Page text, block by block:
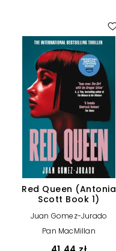
Red Queen (Antonia
Scott Book 1)
Juan Gomez-Jurado
Pan MacMillan